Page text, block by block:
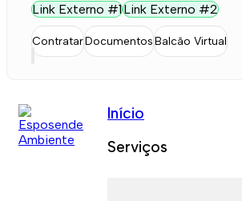
Link Externo #1Link Externo #2
ContratarDocumentosBalcão Virtual
Início
Serviços